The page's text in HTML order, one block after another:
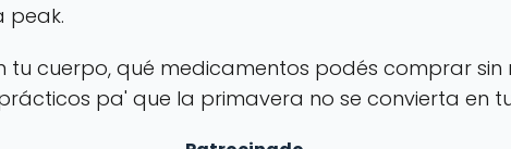
peak.
cuerpo, qué medicamentos podés comprar sin
pa' que la primavera no se convierta en